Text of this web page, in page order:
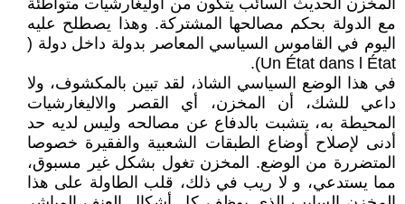
المخزن الحديث السائب يتكون من اوليغارشيات متواطئة
مع الدولة بحكم مصالحها المشتركة. وهذا يصطلح عليه
اليوم في القاموس السياسي المعاصر بدولة داخل دولة (
Un État dans l État).
في هذا الوضع السياسي الشاذ، لقد تبين بالمكشوف، ولا
داعي للشك، أن المخزن، أي القصر والاليغارشيات
المحيطة به، يتشبت بالدفاع عن مصالحه وليس لديه حد
أدنى لإصلاح أوضاع الطبقات الشعبية والفقيرة خصوصا
المتضررة من الوضع. المخزن تغول بشكل غير مسبوق،
مما يستدعي، و لا ريب في ذلك، قلب الطاولة على هذا